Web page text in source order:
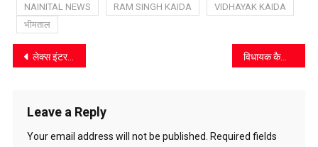
NAINITAL NEWS
RAM SINGH KAIDA
VIDHAYAK KAIDA
भीमताल
Post
लेक्स इंटरनेशनल स्कूल में धूमधाम से मनाया गया 79वां स्वतंत्रता दिवस विधायक कैड़ा ने खड़े होकर खुलवाया काठगोदाम–हैड़ाखान क्षतिग्रस्त मार्ग
Leave a Reply
Your email address will not be published.
Required fields